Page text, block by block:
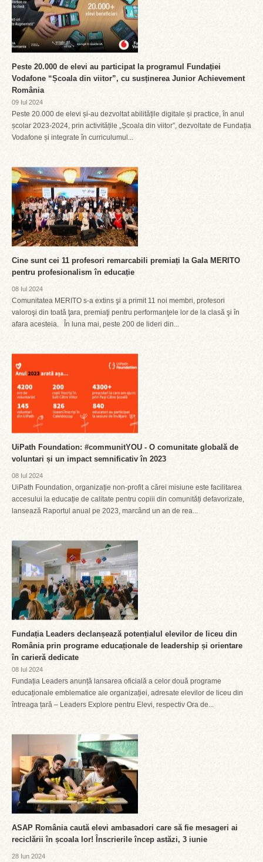
Peste 20.000 de elevi au participat la programul Fundației
Vodafone “Școala din viitor”, cu susținerea Junior Achievement
România
09 Iul 2024
Peste 20.000 de elevi și-au dezvoltat abilitățile digitale și practice, în anul
școlar 2023-2024, prin activitățile „Școala din viitor”, dezvoltate de Fundația
Vodafone și integrate în curriculumul...
Cine sunt cei 11 profesori remarcabili premiați la Gala MERITO
pentru profesionalism în educație
08 Iul 2024
Comunitatea MERITO s-a extins şi a primit 11 noi membri, profesori
valoroşi din toată ţara, premiaţi pentru performanţele lor de la clasă şi în
afara acesteia. În luna mai, peste 200 de lideri din...
UiPath Foundation: #communitYOU - O comunitate globală de
voluntari și un impact semnificativ în 2023
08 Iul 2024
UiPath Foundation, organizație non-profit a cărei misiune este facilitarea
accesului la educație de calitate pentru copiii din comunități defavorizate,
lansează Raportul anual pe 2023, marcând un an de rea...
Fundația Leaders declanșează potențialul elevilor de liceu din
România prin programe educaționale de leadership și orientare
în carieră dedicate
08 Iul 2024
Fundația Leaders anunță lansarea oficială a celor două programe
educaționale emblematice ale organizației, adresate elevilor de liceu din
întreaga țară – Leaders Explore pentru Elevi, respectiv Ora de...
ASAP România caută elevi ambasadori care să fie mesageri ai
reciclării în școala lor! Înscrierile încep astăzi, 3 iunie
28 Iun 2024